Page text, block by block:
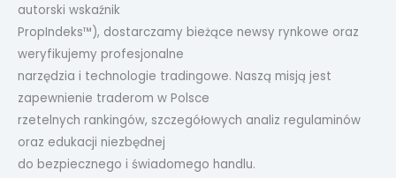
autorski wskaźnik
PropIndeks™), dostarczamy bieżące newsy rynkowe oraz
weryfikujemy profesjonalne
narzędzia i technologie tradingowe. Naszą misją jest
zapewnienie traderom w Polsce
rzetelnych rankingów, szczegółowych analiz regulaminów
oraz edukacji niezbędnej
do bezpiecznego i świadomego handlu.